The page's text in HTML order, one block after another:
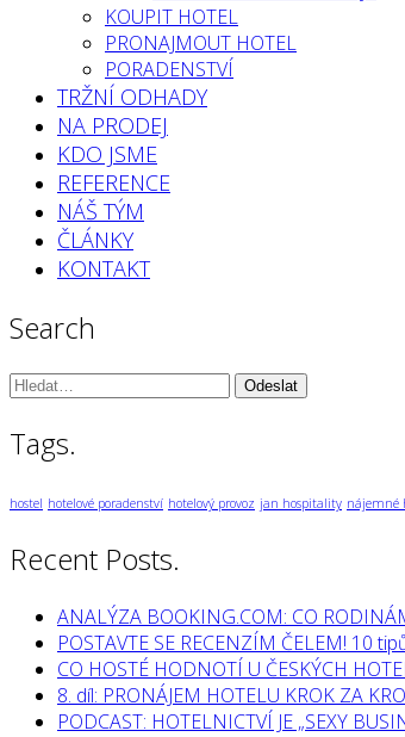
KOUPIT HOTEL
PRONAJMOUT HOTEL
PORADENSTVÍ
TRŽNÍ ODHADY
NA PRODEJ
KDO JSME
REFERENCE
NÁŠ TÝM
ČLÁNKY
KONTAKT
Search
Vyhledávání:
Tags.
hostel hotelové poradenství hotelový provoz jan hospitality nájemné
Recent Posts.
ANALÝZA BOOKING.COM: CO
POSTAVTE SE RECENZÍM ČELEM! 10
CO HOSTÉ HODNOTÍ U ČESKÝCH
8. díl: PRONÁJEM HOTELU KROK ZA
PODCAST: HOTELNICTVÍ JE „SEXY